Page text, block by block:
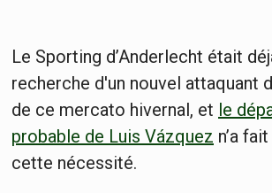
Le Sporting d’Anderlecht était
recherche d'un nouvel attaquant
de ce mercato hivernal, et le
probable de Luis Vázquez n’a
cette nécessité.